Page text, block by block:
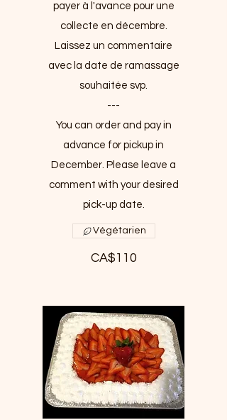
payer à l'avance pour une
collecte en décembre.
Laissez un commentaire
avec la date de ramassage
souhaitée svp.
---
You can order and pay in
advance for pickup in
December. Please leave a
comment with your desired
pick-up date.
CA$110
Végétarien